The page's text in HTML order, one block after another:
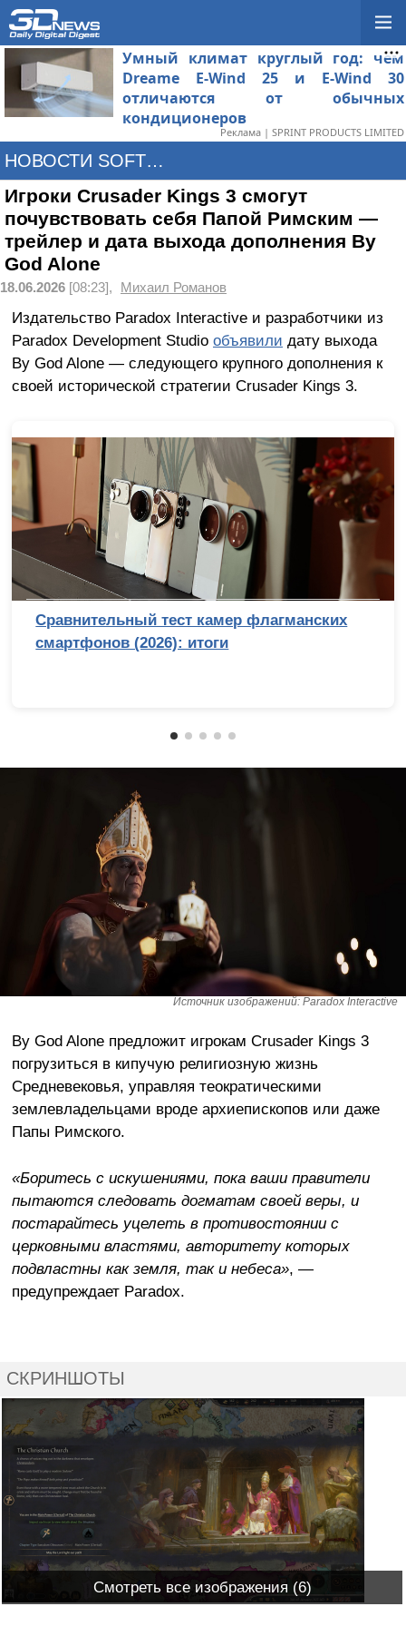
Умный климат круглый год: чем
Dreame E-Wind 25 и E-Wind 30
отличаются от обычных
кондиционеров
Реклама | SPRINT PRODUCTS LIMITED
НОВОСТИ SOFTWARE
Игроки Crusader Kings 3 смогут
почувствовать себя Папой Римским —
трейлер и дата выхода дополнения By
God Alone
18.06.2026 [08:23], Михаил Романов
Издательство Paradox Interactive и разработчики из
Paradox Development Studio объявили дату выхода
By God Alone — следующего крупного дополнения к
своей исторической стратегии Crusader Kings 3.
Сравнительный тест камер флагманских
смартфонов (2026): итоги
Источник изображений: Paradox Interactive
By God Alone предложит игрокам Crusader Kings 3
погрузиться в кипучую религиозную жизнь
Средневековья, управляя теократическими
землевладельцами вроде архиепископов или даже
Папы Римского.
«Боритесь с искушениями, пока ваши правители
пытаются следовать догматам своей веры, и
постарайтесь уцелеть в противостоянии с
церковными властями, авторитету которых
подвластны как земля, так и небеса», —
предупреждает Paradox.
СКРИНШОТЫ
Смотреть все изображения (6)